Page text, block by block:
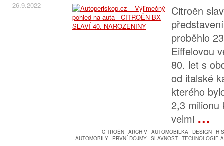
26.9.2022
Citroën
proběhlo
Eiffelovou
80. let s
od italské
kterého
2,3 milionu
velmi …
CITROËN ARCHIV AUTOMOBILKA DESIGN
AUTOMOBILY
PRVNÍ DOJMY SLAVNOST TECHNOLOGIE